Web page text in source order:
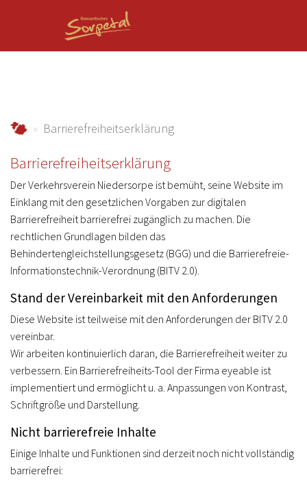
sorpetal.deBarrierefreiheitserklärung
Barrierefreiheitserklärung
Der Verkehrsverein Niedersorpe ist bemüht, seine Website im
Einklang mit den gesetzlichen Vorgaben zur digitalen
Barrierefreiheit barrierefrei zugänglich zu machen. Die
rechtlichen Grundlagen bilden das
Behindertengleichstellungsgesetz (BGG) und die Barrierefreie-
Informationstechnik-Verordnung (BITV 2.0).
Stand der Vereinbarkeit mit den Anforderungen
Diese Website ist teilweise mit den Anforderungen der BITV 2.0
vereinbar.
Wir arbeiten kontinuierlich daran, die Barrierefreiheit weiter zu
verbessern. Ein Barrierefreiheits-Tool der Firma eyeable ist
implementiert und ermöglicht u. a. Anpassungen von Kontrast,
Schriftgröße und Darstellung.
Nicht barrierefreie Inhalte
Einige Inhalte und Funktionen sind derzeit noch nicht vollständig
barrierefrei: